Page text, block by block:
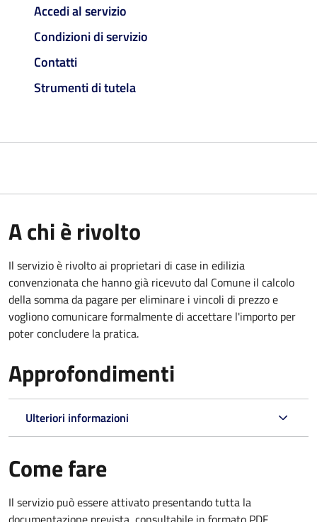
Accedi al servizio
Condizioni di servizio
Contatti
Strumenti di tutela
A chi è rivolto
Il servizio è rivolto ai proprietari di case in edilizia
convenzionata che hanno già ricevuto dal Comune il calcolo
della somma da pagare per eliminare i vincoli di prezzo e
vogliono comunicare formalmente di accettare l'importo per
poter concludere la pratica.
Approfondimenti
Ulteriori informazioni
Come fare
Il servizio può essere attivato presentando tutta la